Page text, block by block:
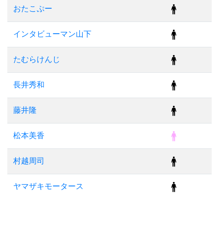
おたこぷー
インタビューマン山下
たむらけんじ
長井秀和
藤井隆
松本美香
村越周司
ヤマザキモータース